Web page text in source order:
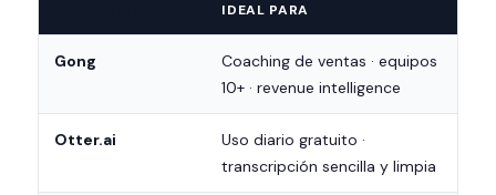
IDEAL PARA
Gong
Coaching de ventas · equipos
10+ · revenue intelligence
Otter.ai
Uso diario gratuito ·
transcripción sencilla y limpia